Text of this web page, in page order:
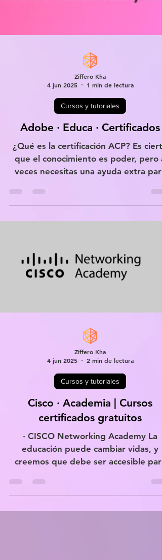
4 jun 2025
1 min de lectura
Cursos y tutoriales
Adobe · Educa · Certificados
¿Qué es la certificación ACP? Es cierto
que el conocimiento es poder, pero a
veces necesitas una ayuda extra para
4 jun 2025
2 min de lectura
Cursos y tutoriales
Cisco · Academia | Cursos
certificados gratuitos
· CISCO Networking Academy La
educación puede cambiar vidas, y
creemos que debe ser accesible para